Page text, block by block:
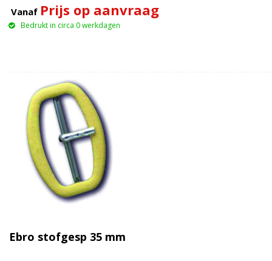
Vanaf Prijs op aanvraag
Bedrukt in circa 0 werkdagen
Ebro stofgesp 35 mm